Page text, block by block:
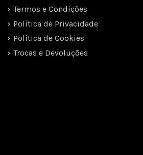
Termos e Condições
Política de Privacidade
Política de Cookies
Trocas e Devoluções